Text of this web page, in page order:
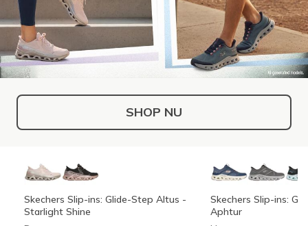
SHOP NU
Skechers Slip-ins: Glide-Step Altus -
Starlight Shine
Skechers Slip-ins:
Aphtur